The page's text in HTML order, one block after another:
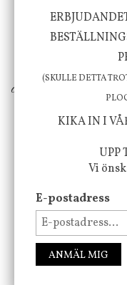
inspiration från
erbjuder vi
ökar trivsel i ditt
att
FÖLJ OSS
(SKULLE DETTA
KIKA IN I
UPP
Vi
E-postadress
ANMÄL MIG